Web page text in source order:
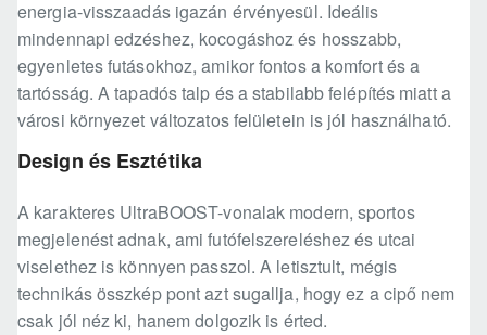
energia-visszaadás igazán érvényesül. Ideális
mindennapi edzéshez, kocogáshoz és hosszabb,
egyenletes futásokhoz, amikor fontos a komfort és a
tartósság. A tapadós talp és a stabilabb felépítés miatt a
városi környezet változatos felületein is jól használható.
Design és Esztétika
A karakteres UltraBOOST-vonalak modern, sportos
megjelenést adnak, ami futófelszereléshez és utcai
viselethez is könnyen passzol. A letisztult, mégis
technikás összkép pont azt sugallja, hogy ez a cipő nem
csak jól néz ki, hanem dolgozik is érted.